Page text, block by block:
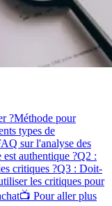
?Méthode pour
types de
sur l'analyse des
authentique ?Q2 :
critiques ?Q3 : Doit-
les critiques pour
📺 Pour aller plus